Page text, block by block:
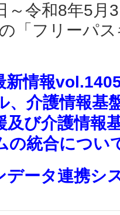
～令和8年5月
「フリーパ
新情報
、介護情報基
及び介護情報
の統合につい
データ連携シ